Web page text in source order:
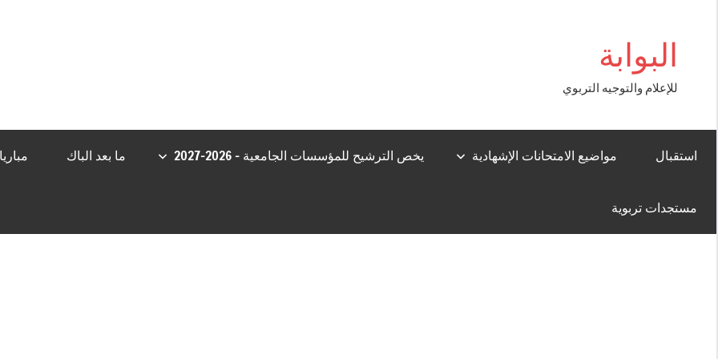
البوابة
للإعلام والتوجيه التربوي
استقبال مواضيع الامتحانات الإشهادية يخص الترشيح للمؤسسات الجامعية – 2026-2027 ما بعد الباك
مستجدات تربوية